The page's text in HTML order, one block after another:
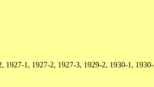
1, 1927-2, 1927-3, 1929-2, 1930-1,